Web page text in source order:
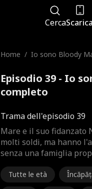
Cerca
Home / Io sono Bloody
Episodio 39 - Io
completo
Trama dell'episodio 39
Mare e il suo fidanzato
molti soldi, ma hanno
senza una famiglia
Tutte le età